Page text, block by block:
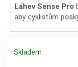
Láhev Sense Pro
aby cyklistům
Skladem